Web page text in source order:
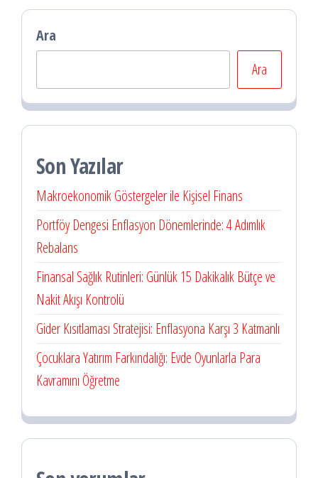
Ara
Ara
Son Yazılar
Makroekonomik Göstergeler ile Kişisel Finans
Portföy Dengesi Enflasyon Dönemlerinde: 4 Adımlık
Rebalans
Finansal Sağlık Rutinleri: Günlük 15 Dakikalık Bütçe ve
Nakit Akışı Kontrolü
Gider Kısıtlaması Stratejisi: Enflasyona Karşı 3 Katmanlı
Çocuklara Yatırım Farkındalığı: Evde Oyunlarla Para
Kavramını Öğretme